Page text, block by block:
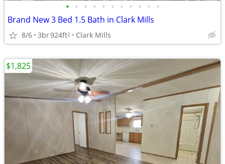
• • • • • • • • • • •
Brand New 3 Bed 1.5 Bath in Clark Mills
8/6 3br924ft2 Clark Mills
$1,825